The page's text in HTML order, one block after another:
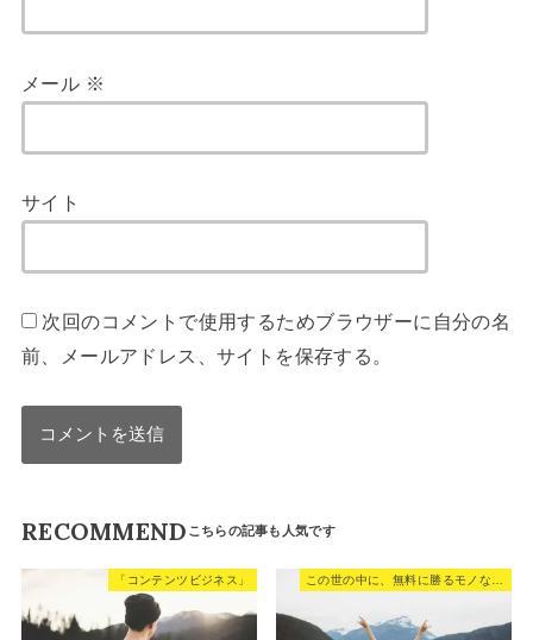
メール ※
サイト
次回のコメントで使用するためブラウザーに自分の名
前、メールアドレス、サイトを保存する。
RECOMMEND
「コンテンツビジネス」